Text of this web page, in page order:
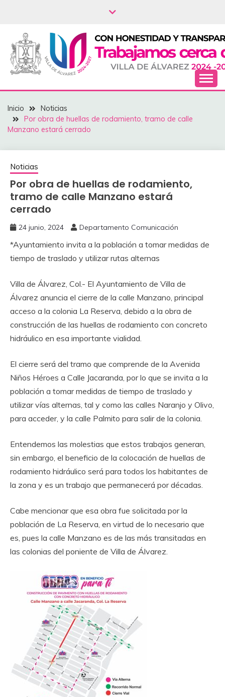
NOTICIAS – VILLA
DEL ÁLVAREZ
Inicio
Noticias
Por obra de huellas de rodamiento, tramo de calle
Manzano estará cerrado
Noticias
Por obra de huellas de rodamiento,
tramo de calle Manzano estará
cerrado
24 junio, 2024 Departamento Comunicación
*Ayuntamiento invita a la población a tomar medidas de
tiempo de traslado y utilizar rutas alternas
Villa de Álvarez, Col.- El Ayuntamiento de Villa de
Álvarez anuncia el cierre de la calle Manzano, principal
acceso a la colonia La Reserva, debido a la obra de
construcción de las huellas de rodamiento con concreto
hidráulico en esa importante vialidad.
El cierre será del tramo que comprende de la Avenida
Niños Héroes a Calle Jacaranda, por lo que se invita a la
población a tomar medidas de tiempo de traslado y
utilizar vías alternas, tal y como las calles Naranjo y Olivo,
para acceder, y la calle Palmito para salir de la colonia.
Entendemos las molestias que estos trabajos generan,
sin embargo, el beneficio de la colocación de huellas de
rodamiento hidráulico será para todos los habitantes de
la zona y es un trabajo que permanecerá por décadas.
Cabe mencionar que esa obra fue solicitada por la
población de La Reserva, en virtud de lo necesario que
es, pues la calle Manzano es de las más transitadas en
las colonias del poniente de Villa de Álvarez.